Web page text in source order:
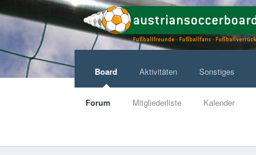
Board
Forum Mitgliederliste Kalender
Aktivitäten Sonstiges